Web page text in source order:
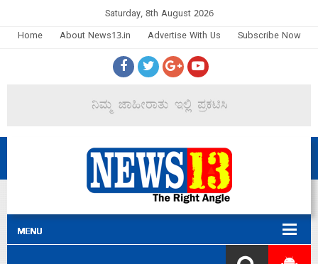
Saturday, 8th August 2026
Home
About News13.in Advertise With Us Subscribe Now